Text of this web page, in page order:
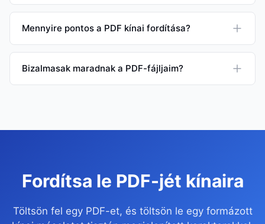
Mennyire pontos a PDF kínai fordítása?
Bizalmasak maradnak a PDF-fájljaim?
Fordítsa le PDF-jét kínaira
Töltsön fel egy PDF-et, és töltsön le egy formázott